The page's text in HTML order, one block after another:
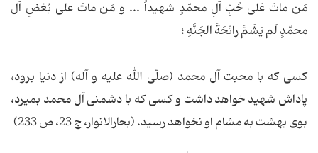
مَن ماتَ عَلی حُبِّ آلِ محمّدٍ شهیداً ... و مَن ماتَ علی بُغضِ آل
محمّدٍ لَم یَشَمَّ رائحَةَ الجَنَّهِ ؛
کسی که با محبت آل محمد (صلّی الله علیه و آله) از دنیا برود،
پاداش شهید خواهد داشت و کسی که با دشمنی آل محمد بمیرد،
بوی بهشت به مشام او نخواهد رسید. (بحارالانوار، ج 23، ص 233)